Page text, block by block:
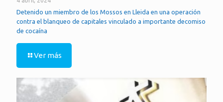
Detenido un miembro de los Mossos en Lleida en una operación
contra el blanqueo de capitales vinculado a importante decomiso
de cocaína
Ver más